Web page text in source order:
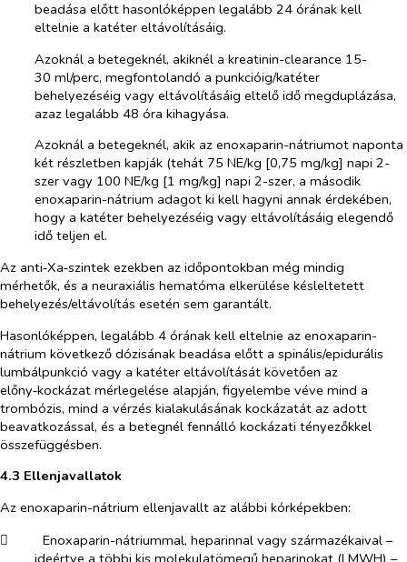
beadása előtt hasonlóképpen legalább 24 órának kell
eltelnie a katéter eltávolításáig.
Azoknál a betegeknél, akiknél a kreatinin-clearance 15-
30 ml/perc, megfontolandó a punkcióig/katéter
behelyezéséig vagy eltávolításáig eltelő idő megduplázása,
azaz legalább 48 óra kihagyása.
Azoknál a betegeknél, akik az enoxaparin-nátriumot naponta
két részletben kapják (tehát 75 NE/kg [0,75 mg/kg] napi 2-
szer vagy 100 NE/kg [1 mg/kg] napi 2-szer, a második
enoxaparin-nátrium adagot ki kell hagyni annak érdekében,
hogy a katéter behelyezéséig vagy eltávolításáig elegendő
idő teljen el.
Az anti‑Xa‑szintek ezekben az időpontokban még mindig
mérhetők, és a neuraxiális hematóma elkerülése késleltetett
behelyezés/eltávolítás esetén sem garantált.
Hasonlóképpen, legalább 4 órának kell eltelnie az enoxaparin-
nátrium következő dózisának beadása előtt a spinális/epidurális
lumbálpunkció vagy a katéter eltávolítását követően az
előny‑kockázat mérlegelése alapján, figyelembe véve mind a
trombózis, mind a vérzés kialakulásának kockázatát az adott
beavatkozással, és a betegnél fennálló kockázati tényezőkkel
összefüggésben.
4.3 Ellenjavallatok
Az enoxaparin-nátrium ellenjavallt az alábbi kórképekben:
​
Enoxaparin-nátriummal, heparinnal vagy származékaival –
ideértve a többi kis molekulatömegű heparinokat (LMWH) –